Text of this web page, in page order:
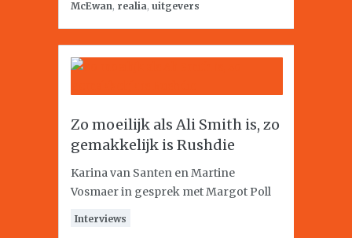
McEwan, realia, uitgevers
Zo moeilijk als Ali Smith is, zo
gemakkelijk is Rushdie
Karina van Santen en Martine
Vosmaer in gesprek met Margot Poll
Interviews